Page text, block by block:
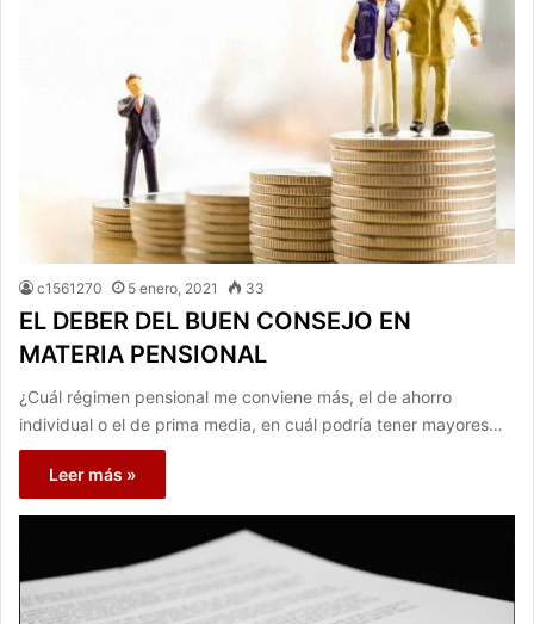
c1561270 5 enero, 2021 33
EL DEBER DEL BUEN CONSEJO EN
MATERIA PENSIONAL
¿Cuál régimen pensional me conviene más, el de ahorro
individual o el de prima media, en cuál podría tener mayores…
Leer más »